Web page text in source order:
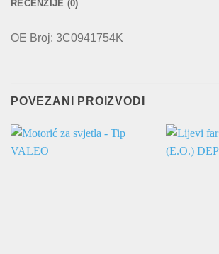
RECENZIJE (0)
OE Broj: 3C0941754K
POVEZANI PROIZVODI